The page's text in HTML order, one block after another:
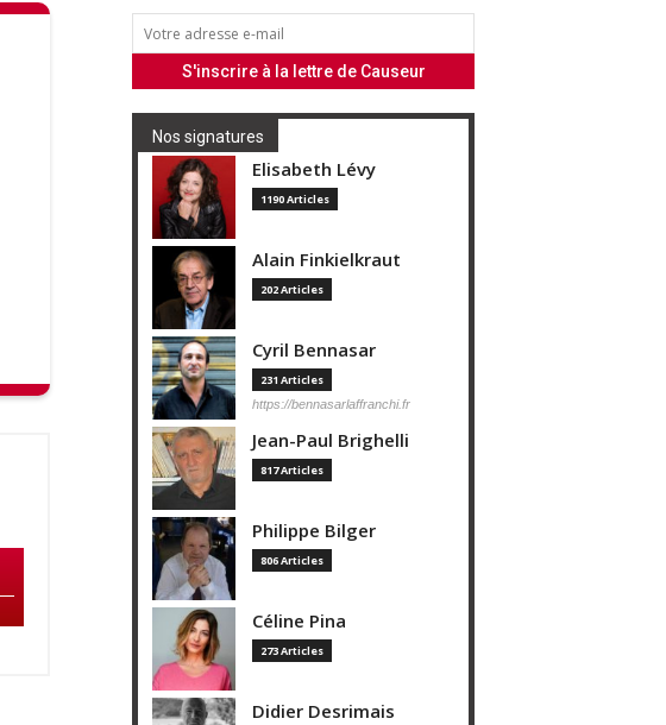
Nos signatures
Elisabeth Lévy
1190 Articles
Alain Finkielkraut
202 Articles
Cyril Bennasar
231 Articles
https://bennasarlaffranchi.fr
Jean-Paul Brighelli
817 Articles
Philippe Bilger
806 Articles
Céline Pina
273 Articles
Didier Desrimais